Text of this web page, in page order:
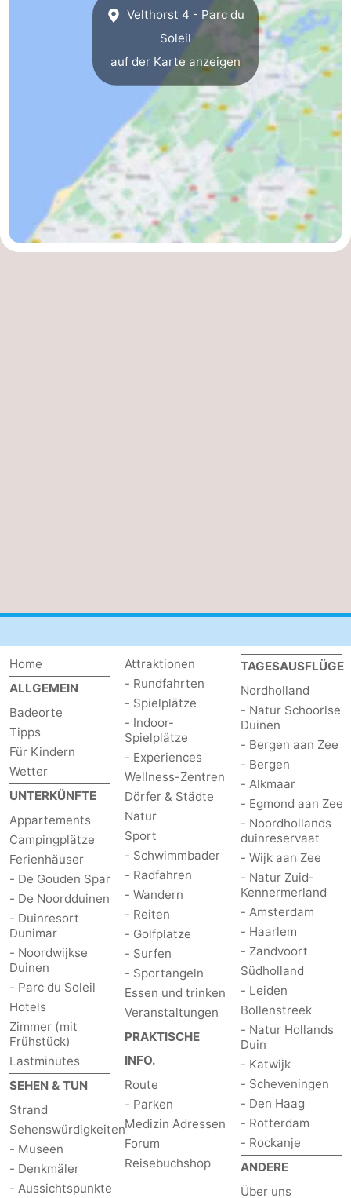
Velthorst 4 - Parc du
Soleil
auf der Karte anzeigen
Home
ALLGEMEIN
Badeorte
Tipps
Für Kindern
Wetter
UNTERKÜNFTE
Appartements
Campingplätze
Ferienhäuser
- De Gouden Spar
- De Noordduinen
- Duinresort
Dunimar
- Noordwijkse
Duinen
- Parc du Soleil
Hotels
Zimmer (mit
Frühstück)
Lastminutes
SEHEN & TUN
Strand
Sehenswürdigkeiten
- Museen
- Denkmäler
- Aussichtspunkte
Attraktionen
- Rundfahrten
- Spielplätze
- Indoor-
Spielplätze
- Experiences
Wellness-Zentren
Dörfer & Städte
Natur
Sport
- Schwimmbader
- Radfahren
- Wandern
- Reiten
- Golfplatze
- Surfen
- Sportangeln
Essen und trinken
Veranstaltungen
PRAKTISCHE
INFO.
Route
- Parken
Medizin Adressen
Forum
Reisebuchshop
TAGESAUSFLÜGE
Nordholland
- Natur Schoorlse
Duinen
- Bergen aan Zee
- Bergen
- Alkmaar
- Egmond aan Zee
- Noordhollands
duinreservaat
- Wijk aan Zee
- Natur Zuid-
Kennermerland
- Amsterdam
- Haarlem
- Zandvoort
Südholland
- Leiden
Bollenstreek
- Natur Hollands
Duin
- Katwijk
- Scheveningen
- Den Haag
- Rotterdam
- Rockanje
ANDERE
Über uns